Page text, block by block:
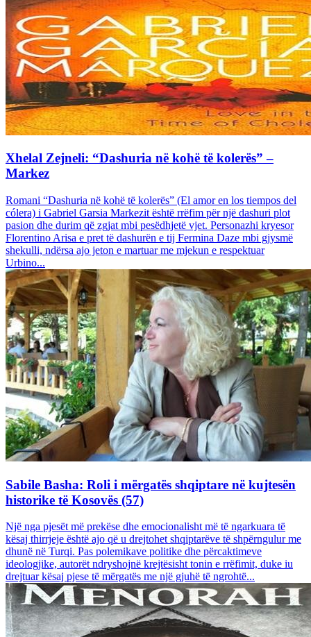
Xhelal Zejneli: “Dashuria në kohë të kolerës” –
Markez
Romani “Dashuria në kohë të kolerës” (El amor en los tiempos del
cólera) i Gabriel Garsia Markezit është rrëfim për një dashuri plot
pasion dhe durim që zgjat mbi pesëdhjetë vjet. Personazhi kryesor
Florentino Arisa e pret të dashurën e tij Fermina Daze mbi gjysmë
shekulli, ndërsa ajo jeton e martuar me mjekun e respektuar
Urbino...
Sabile Basha: Roli i mërgatës shqiptare në kujtesën
historike të Kosovës (57)
Një nga pjesët më prekëse dhe emocionalisht më të ngarkuara të
kësaj thirrjeje është ajo që u drejtohet shqiptarëve të shpërngulur me
dhunë në Turqi. Pas polemikave politike dhe përcaktimeve
ideologjike, autorët ndryshojnë krejtësisht tonin e rrëfimit, duke iu
drejtuar kësaj pjese të mërgatës me një gjuhë të ngrohtë...